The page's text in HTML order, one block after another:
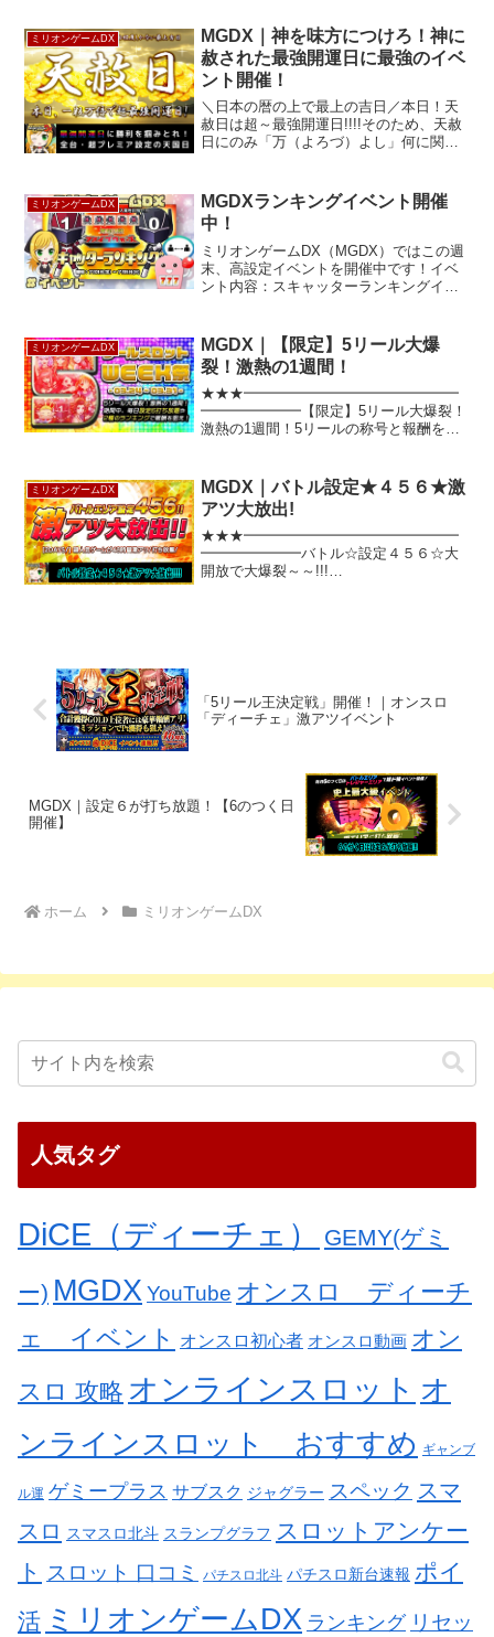
画・・ 月初のお楽しみが今月は月末
に！！！キャシー店長の大盤振る舞い
DAYで大還元...
ミリオンゲームDX
MGDX｜神を味方につけろ！神に
赦された最強開運日に最強のイベ
ント開催！
＼日本の暦の上で最上の吉日／本日！天
赦日は超～最強開運日!!!!そのため、天赦
日にのみ「万（よろづ）よし」何に関し
***☆***☆***☆***☆***☆***☆***☆***★最
上の大吉日...
ミリオンゲームDX
MGDXランキングイベント開催
中！
ミリオンゲームDX（MGDX）ではこの週
末、高設定イベントを開催中です！イベ
ント内容：スキャッターランキングイベ
07月05日＜ 電脳決戦ファイブウォーズ
の...
ミリオンゲームDX
MGDX｜【限定】5リール大爆
裂！激熱の1週間！
★★★━━━━━━━━━━━━━━━
━━━━━━━【限定】5リール大爆裂！
激熱の1週間！5リールの称号と報酬を手
━━━━★★★＼5リールWeeeeek祭開
催！！！！／お祭り期間中は・・・一撃
大逆...
ミリオンゲームDX
MGDX｜バトル設定★４５６★激
アツ大放出!
★★★━━━━━━━━━━━━━━━
━━━━━━━バトル☆設定４５６☆大
開放で大爆裂～～!!!
「5リール王決定戦」開催！｜オンスロ
「ディーチェ」激アツイベント
MGDX｜設定６が打ち放題！【6のつく日
開催】
ホーム ミリオンゲームDX
人気タグ
DiCE（ディーチェ） GEMY(ゲミ
ー) MGDX YouTube オンスロ ディーチ
ェ イベント
オンスロ初心者 オンスロ動画 オン
スロ 攻略 オンラインスロット オ
ンラインスロット おすすめ ギャンブ
ル運 ゲミープラス サブスク ジャグラー スペック スマ
スロ スマスロ北斗 スランプグラフ スロットアンケー
ト スロット 口コミ パチスロ北斗 パチスロ新台速報 ポイ
活 ミリオンゲームDX ランキング リセッ